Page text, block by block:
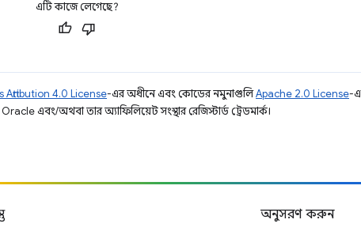
এটি কাজে লেগেছে?
4.0 License-এর অধীনে এবং কোডের নমুনাগুলিApache 2.0 License-
এবং/অথবা তার অ্যাফিলিয়েট সংস্থার রেজিস্টার্ড ট্রেডমার্ক।
অনুসরণ করুন